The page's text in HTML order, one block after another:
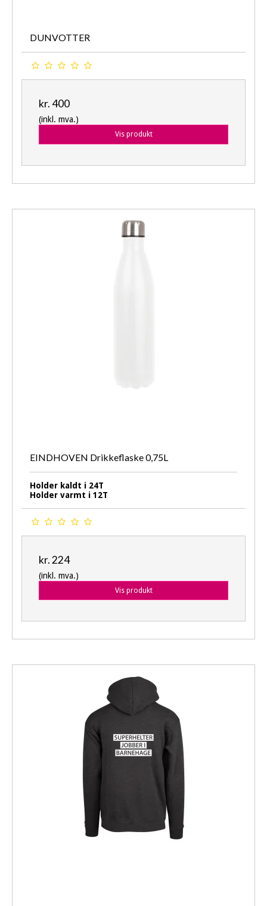
DUNVOTTER
kr. 400
(inkl. mva.)
Vis produkt
EINDHOVEN Drikkeflaske 0,75L
Holder kaldt i 24T
Holder varmt i 12T
kr. 224
(inkl. mva.)
Vis produkt